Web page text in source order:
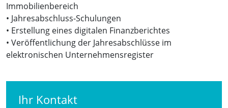
Immobilienbereich
• Jahresabschluss-Schulungen
• Erstellung eines digitalen Finanzberichtes
• Veröffentlichung der Jahresabschlüsse im
elektronischen Unternehmensregister
Ihr Kontakt